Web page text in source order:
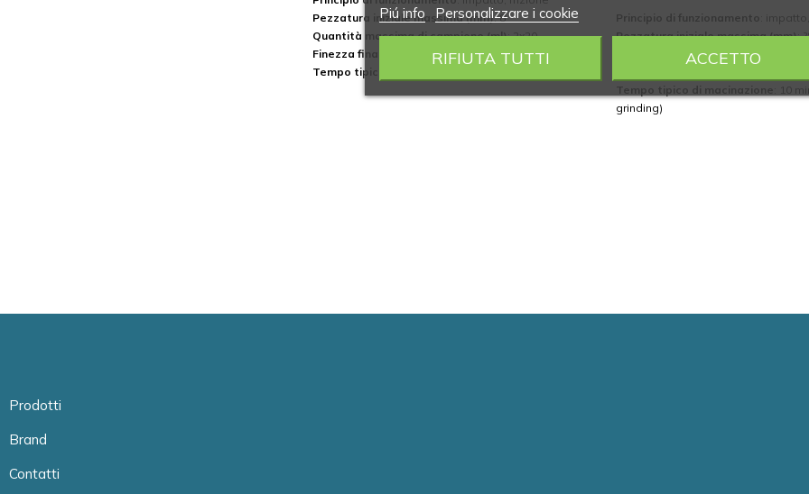
Pezzatura iniziale massima (mm): 8
Quantità massima di campione (ml): 2x20
Finezza finale ottenibile (µm): 5
Tempo tipico di macinazione
Principio di funzionamento :
Pezzatura iniziale massima (mm):
Quantità massima di campione (ml)
Tempo tipico di macinazione : 10
grinding)
Prodotti
Brand
Contatti
Piú info Personalizzare i cookie
RIFIUTA TUTTI ACCETTO